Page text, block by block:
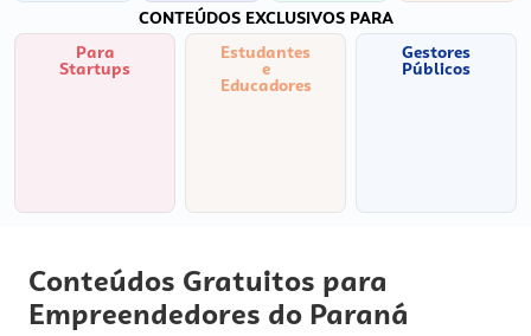
CONTEÚDOS EXCLUSIVOS PARA
Para
Startups
Estudantes
e
Educadores
Gestores
Públicos
Conteúdos Gratuitos para
Empreendedores do Paraná